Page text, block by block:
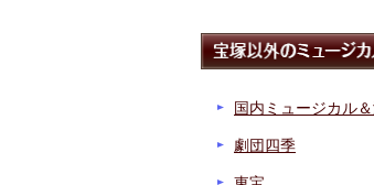
国内ミュージカル＆
劇団四季